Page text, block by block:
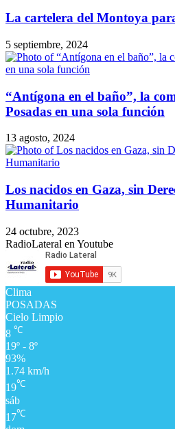
La cartelera del Montoya
5 septiembre, 2024
“Antígona en el baño”, la
Posadas en una sola función
13 agosto, 2024
Los nacidos en Gaza, sin
Humanitario
24 octubre, 2023
RadioLateral en Youtube
Clima
POSADAS
Cielo Limpio
8 ℃
19º - 8º
93%
1.74 km/h
19℃
sáb
17℃